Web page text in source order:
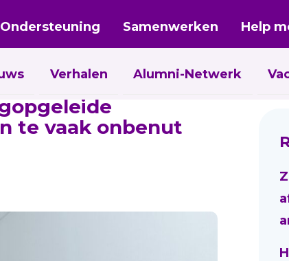
Verhalen Alumni-Netwerk
Ondersteuning Samenwerken Help
te vaak onbenut